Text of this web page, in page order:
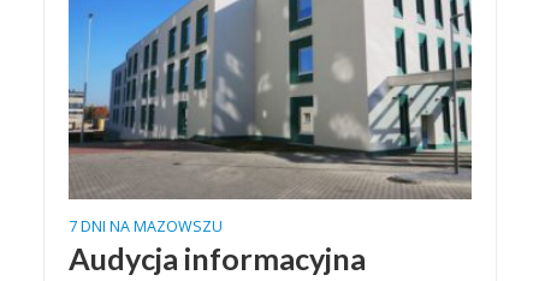
7 DNI NA MAZOWSZU
Audycja informacyjna